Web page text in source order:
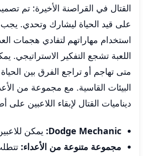
القتال في القراصنة الأخيرة: تم
على قيد الحياة ليشارك وتحدي. يجب
استخدام مهاراتهم لتفادي هجمات
اللعبة تشجع التفكير الاستراتيجي.
متى تهاجم أو تراجع الفرق بين
البيئات القاسية. مع مجموعة من
ديناميات القتال لإبقاء اللاعبين على
Dodge Mechanic: يمكن
مجموعة متنوعة من الأعداء: